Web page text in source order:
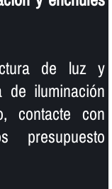
de luz y
de iluminación
contacte con
presupuesto